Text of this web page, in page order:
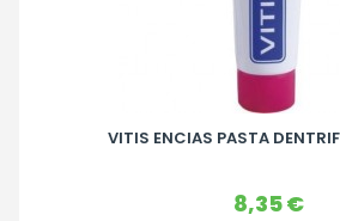
VITIS ENCIAS PASTA
Precio
8,35 €